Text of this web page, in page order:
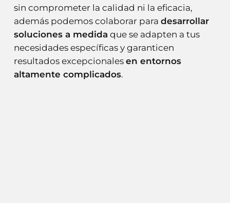
sin comprometer la calidad ni la eficacia,
además podemos colaborar para desarrollar
soluciones a medida que se adapten a tus
necesidades específicas y garanticen
resultados excepcionales en entornos
altamente complicados.